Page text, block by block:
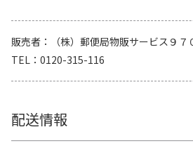
販売者
（株）郵便局物販サービス９７
TEL
0120-315-116
配送情報